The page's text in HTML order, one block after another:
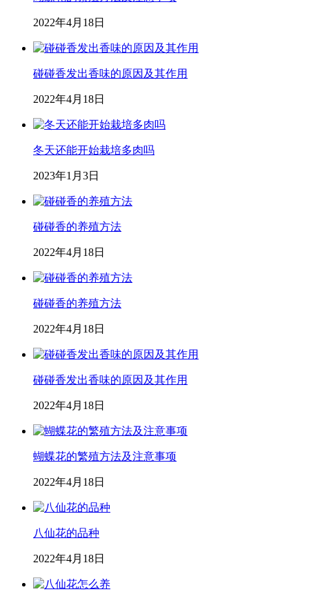
2022年4月18日
碰碰香发出香味的原因及其作用
2022年4月18日
冬天还能开始栽培多肉吗
2023年1月3日
碰碰香的养殖方法
2022年4月18日
碰碰香的养殖方法
2022年4月18日
碰碰香发出香味的原因及其作用
2022年4月18日
蝴蝶花的繁殖方法及注意事项
2022年4月18日
八仙花的品种
2022年4月18日